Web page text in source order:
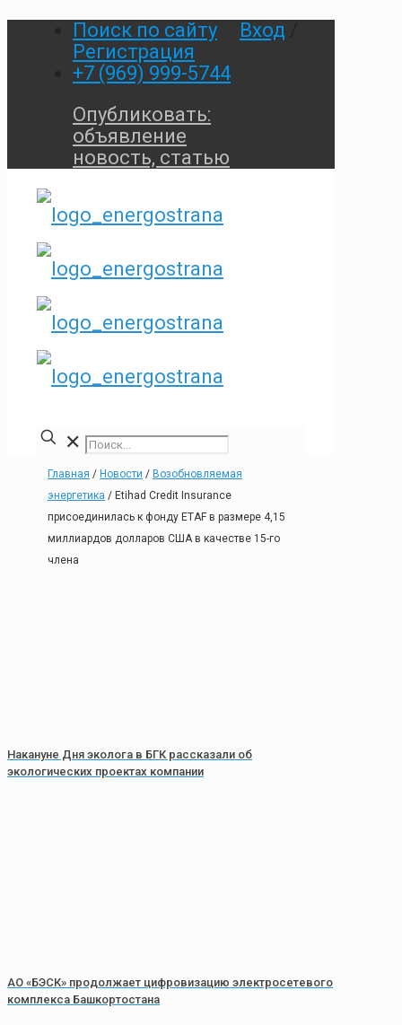
Поиск по сайту Вход
Регистрация
+7 (969) 999-5744
Опубликовать:
объявление
новость, статью
✕
Главная / Новости / Возобновляемая
энергетика / Etihad Credit Insurance
присоединилась к фонду ETAF в размере 4,15
миллиардов долларов США в качестве 15-го
члена
Накануне Дня эколога в БГК рассказали об
экологических проектах компании
АО «БЭСК» продолжает цифровизацию электросетевого
комплекса Башкортостана